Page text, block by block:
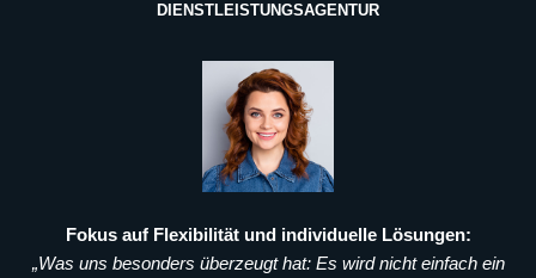
DIENSTLEISTUNGSAGENTUR
Fokus auf Flexibilität und individuelle Lösungen:
„Was uns besonders überzeugt hat: Es wird nicht einfach ein